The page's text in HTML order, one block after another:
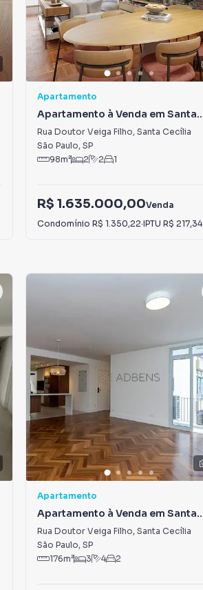
Apartamento
Apartamento à Venda em Santa
Cecília
Rua Doutor Veiga Filho, Santa Cecília
São Paulo, SP
98m² 2 2 1
R$ 1.635.000,00Venda
Condomínio R$ 1.350,22·IPTU R$ 217,34
Apartamento
Apartamento à Venda em Santa
Cecília
Rua Doutor Veiga Filho, Santa Cecília
São Paulo, SP
176m² 3 4 2